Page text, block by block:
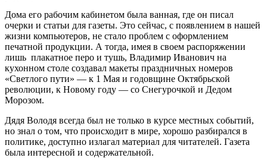
Дома его рабочим кабинетом была ванная, где он писал
очерки и статьи для газеты. Это сейчас, с появлением в нашей
жизни компьютеров, не стало проблем с оформлением
печатной продукции. А тогда, имея в своем распоряжении
лишь плакатное перо и тушь, Владимир Иванович на
кухонном столе создавал макеты праздничных номеров
«Светлого пути» — к 1 Мая и годовщине Октябрьской
революции, к Новому году — со Снегурочкой и Дедом
Морозом.
Дядя Володя всегда был не только в курсе местных событий,
но знал о том, что происходит в мире, хорошо разбирался в
политике, доступно излагал материал для читателей. Газета
была интересной и содержательной.